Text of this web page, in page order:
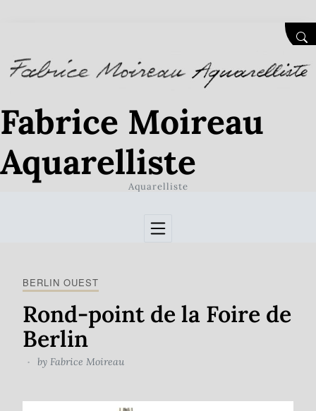
Fabrice Moireau
Aquarelliste
Aquarelliste
BERLIN OUEST
Rond-point de la Foire de
Berlin
by Fabrice Moireau